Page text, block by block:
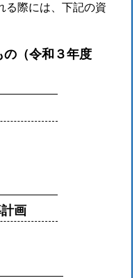
る際には、下記の資
の（令和３年度
画